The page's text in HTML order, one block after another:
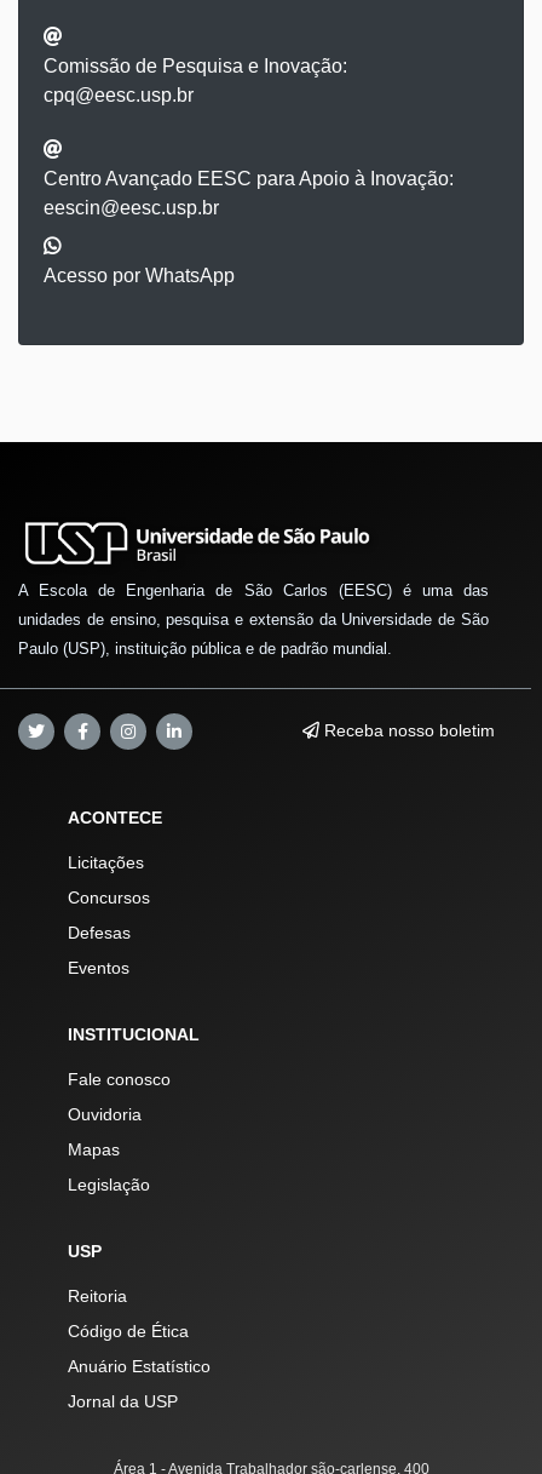
Comissão de Pesquisa e Inovação:
cpq@eesc.usp.br
Centro Avançado EESC para Apoio à Inovação:
eescin@eesc.usp.br
Acesso por WhatsApp
A Escola de Engenharia de São Carlos (EESC) é uma das
unidades de ensino, pesquisa e extensão da Universidade de São
Paulo (USP), instituição pública e de padrão mundial.
Receba nosso boletim
ACONTECE
Licitações
Concursos
Defesas
Eventos
INSTITUCIONAL
Fale conosco
Ouvidoria
Mapas
Legislação
USP
Reitoria
Código de Ética
Anuário Estatístico
Jornal da USP
Área 1 - Avenida Trabalhador são-carlense, 400